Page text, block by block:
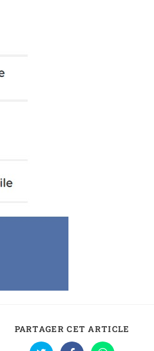
PARTAGER CET ARTICLE